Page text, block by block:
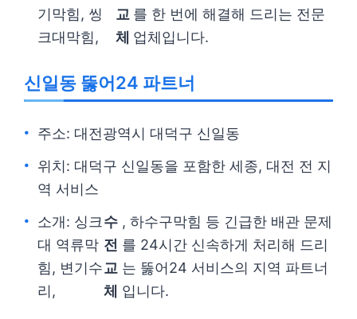
기막힘, 씽
크대막힘,
교
체
를 한 번에 해결해 드리는 전문
업체입니다.
신일동 뚫어24 파트너
주소: 대전광역시 대덕구 신일동
위치: 대덕구 신일동을 포함한 세종, 대전 전 지
역 서비스
소개: 싱크
대 역류막
힘, 변기수
리,
수
전
교
체
, 하수구막힘 등 긴급한 배관 문제
를 24시간 신속하게 처리해 드리
는 뚫어24 서비스의 지역 파트너
입니다.